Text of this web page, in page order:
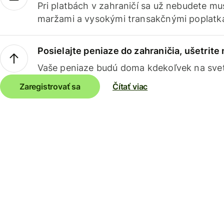
Pri platbách v zahraničí sa už nebudete
maržami a vysokými transakčnými
Posielajte peniaze do zahraničia, ušetrite
Vaše peniaze budú doma kdekoľvek na
Zaregistrovať sa Čítať viac